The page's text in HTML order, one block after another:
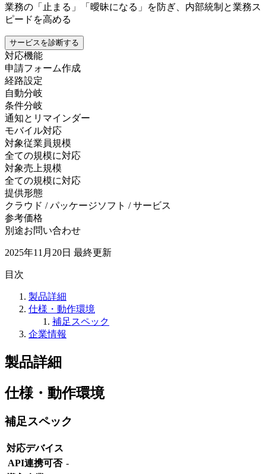
業務の「止まる」「曖昧になる」を防ぎ、内部統制と業務ス
ピードを高める
サービスを診断する
対応機能
申請フォーム作成
経路設定
自動分岐
条件分岐
通知とリマインダー
モバイル対応
対象従業員規模
全ての規模に対応
対象売上規模
全ての規模に対応
提供形態
クラウド / パッケージソフト / サービス
参考価格
別途お問い合わせ
2025年11月20日 最終更新
目次
製品詳細
仕様・動作環境
補足スペック
企業情報
製品詳細
仕様・動作環境
補足スペック
対応デバイス
API連携可否 -